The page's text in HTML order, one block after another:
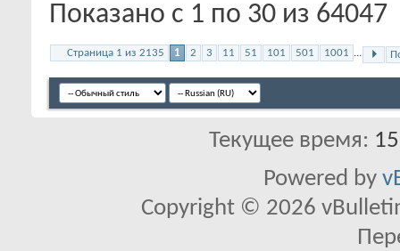
Показано с 1 по 30 из 64047
Страница 1 из 2135 1 2 3 11 51 101 501 1001 ...
Текущее время:
Powered by
Copyright © 2026